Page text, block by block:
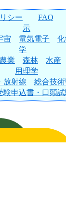
シー
FAQ
示
宙 電気電子
学
農業 森林
水産
用理学
放射線
総合技
験申込書・口頭